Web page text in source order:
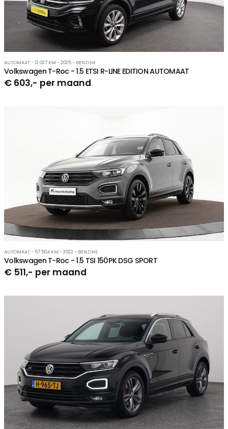
AUTOMAAT - 12.027 KM - 2025 - BENZINE
Volkswagen T-Roc - 1.5 ETSI R-LINE EDITION AUTOMAAT
€ 603,- per maand
AUTOMAAT - 57.504 KM - 2022 - BENZINE
Volkswagen T-Roc - 1.5 TSI 150PK DSG SPORT
€ 511,- per maand